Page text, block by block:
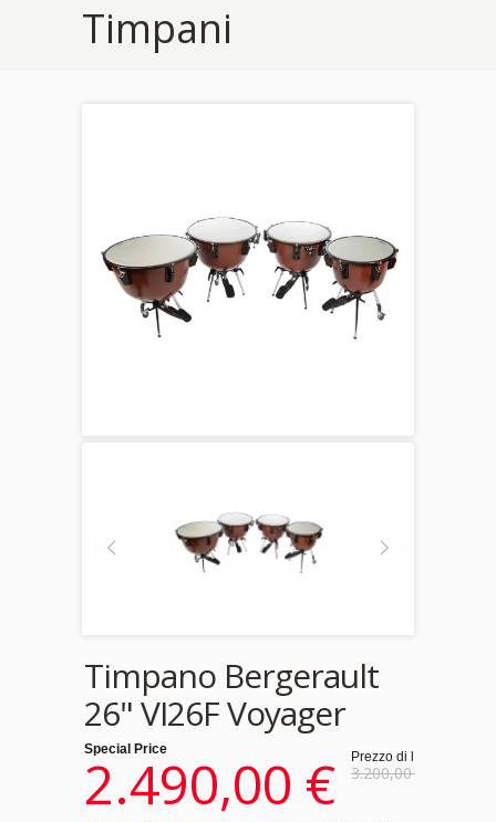
Timpani
Timpano Bergerault
26" VI26F Voyager
Prezzo di listino:
3.200,00 €
Special Price
2.490,00 €